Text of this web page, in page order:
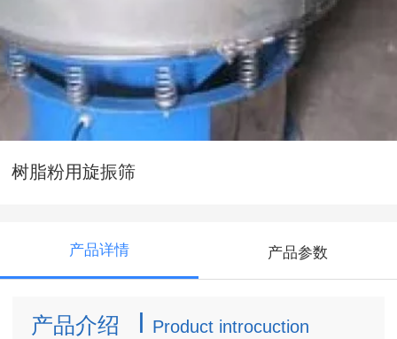
树脂粉用旋振筛
产品详情 产品参数
产品介绍 Product introcuction